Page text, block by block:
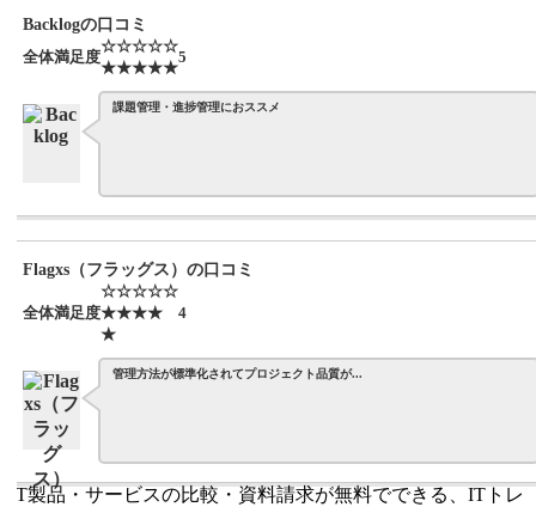
Backlogの口コミ
全体満足度
☆☆☆☆☆
★★★★★
5
課題管理・進捗管理におススメ
Flagxs（フラッグス）の口コミ
全体満足度
☆☆☆☆☆
★★★★
4
管理方法が標準化されてプロジェクト品質が...
製品・サービスの比較・資料請求が無料でできる、ITトレ